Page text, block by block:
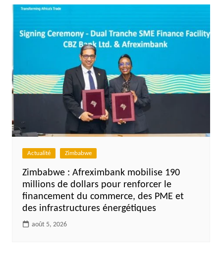
Actualité Zimbabwe
Zimbabwe : Afreximbank mobilise 190
millions de dollars pour renforcer le
financement du commerce, des PME et
des infrastructures énergétiques
août 5, 2026